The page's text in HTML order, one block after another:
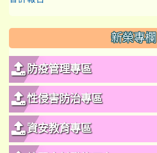
新榮專欄
防疫管理專區
性侵害防治專區
資安教育專區